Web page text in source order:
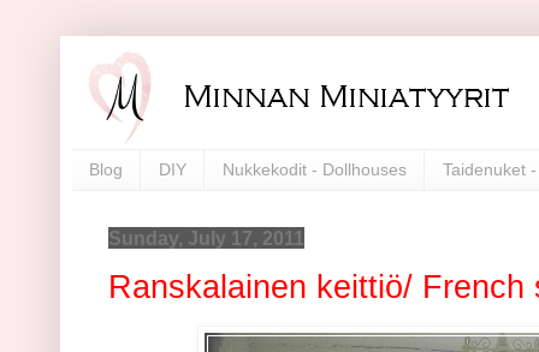
Blog DIY Nukkekodit - Dollhouses Taidenuket
Sunday, July 17, 2011
Ranskalainen keittiö/ French